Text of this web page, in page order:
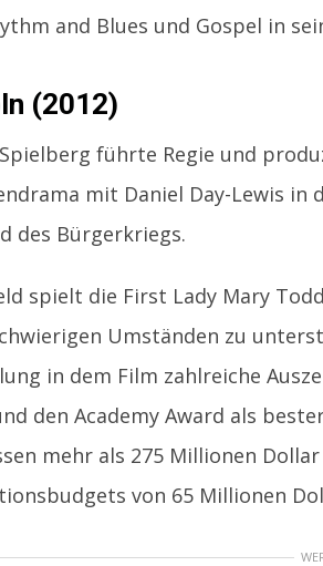
and Blues und Gospel in
(2012)
führte Regie und
mit Daniel Day-Lewis
des Bürgerkriegs.
spielt die First Lady Mary
Umständen zu
in dem Film zahlreiche
den Academy Award als
mehr als 275 Millionen
von 65 Millionen